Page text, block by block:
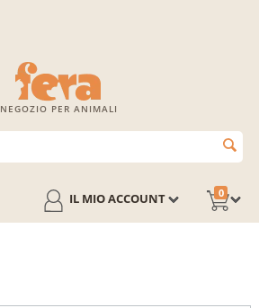
NEGOZIO PER ANIMALI
0
IL MIO ACCOUNT